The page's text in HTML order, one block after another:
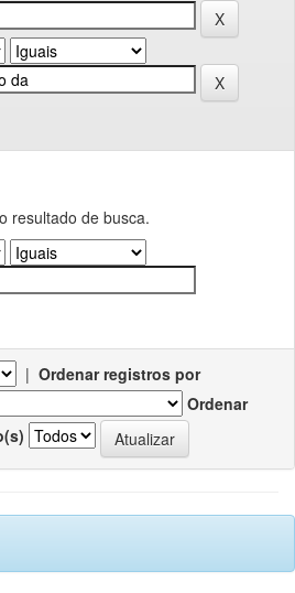
resultado de busca.
| Ordenar registros por
Ordenar